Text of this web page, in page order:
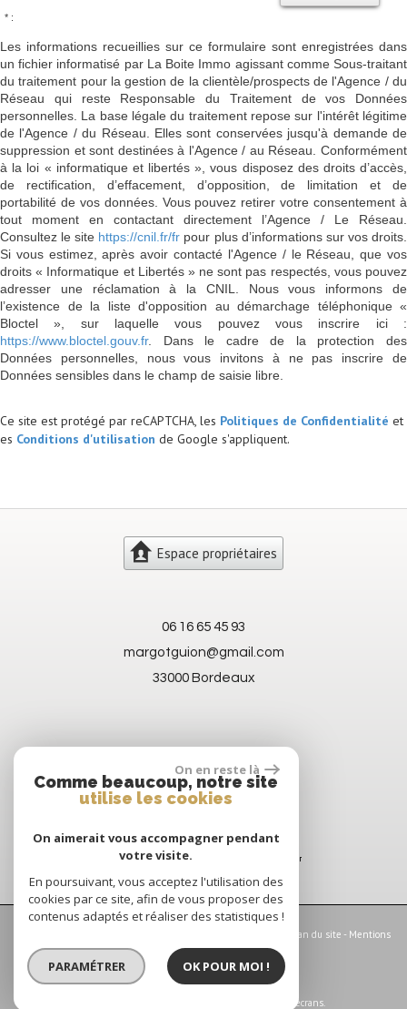
* :
Les informations recueillies sur ce formulaire sont enregistrées dans
un fichier informatisé par La Boite Immo agissant comme Sous-traitant
du traitement pour la gestion de la clientèle/prospects de l'Agence / du
Réseau qui reste Responsable du Traitement de vos Données
personnelles. La base légale du traitement repose sur l'intérêt légitime
de l'Agence / du Réseau. Elles sont conservées jusqu'à demande de
suppression et sont destinées à l'Agence / au Réseau. Conformément
à la loi « informatique et libertés », vous disposez des droits d’accès,
de rectification, d’effacement, d’opposition, de limitation et de
portabilité de vos données. Vous pouvez retirer votre consentement à
tout moment en contactant directement l’Agence / Le Réseau.
Consultez le site https://cnil.fr/fr pour plus d’informations sur vos droits.
Si vous estimez, après avoir contacté l'Agence / le Réseau, que vos
droits « Informatique et Libertés » ne sont pas respectés, vous pouvez
adresser une réclamation à la CNIL. Nous vous informons de
l’existence de la liste d'opposition au démarchage téléphonique «
Bloctel », sur laquelle vous pouvez vous inscrire ici :
https://www.bloctel.gouv.fr. Dans le cadre de la protection des
Données personnelles, nous vous invitons à ne pas inscrire de
Données sensibles dans le champ de saisie libre.
Ce site est protégé par reCAPTCHA, les Politiques de Confidentialité et
es Conditions d'utilisation de Google s'appliquent.
Espace propriétaires
06 16 65 45 93
margotguion@gmail.com
33000 Bordeaux
Plan du site - Mentions
légales-Nos honoraires-Partenaires -Admin-Politique RGPD
Site internet compatible multi-supports,
un seul site adaptable à tous les types d'écrans.
On en reste là
Comme beaucoup, notre site
utilise les cookies
On aimerait vous accompagner pendant
votre visite.
En poursuivant, vous acceptez l'utilisation des
cookies par ce site, afin de vous proposer des
contenus adaptés et réaliser des statistiques !
PARAMÉTRER OK POUR MOI !